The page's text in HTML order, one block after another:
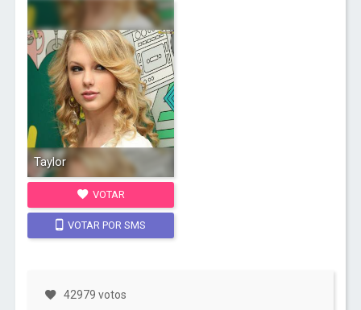
Taylor
VOTAR
VOTAR POR SMS
42979 votos